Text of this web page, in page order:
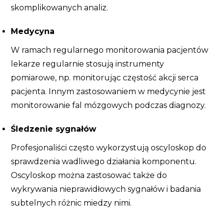
skomplikowanych analiz.
Medycyna
W ramach regularnego monitorowania pacjentów
lekarze regularnie stosują instrumenty
pomiarowe, np. monitorując częstość akcji serca
pacjenta. Innym zastosowaniem w medycynie jest
monitorowanie fal mózgowych podczas diagnozy.
Śledzenie sygnałów
Profesjonaliści często wykorzystują oscyloskop do
sprawdzenia wadliwego działania komponentu.
Oscyloskop można zastosować także do
wykrywania nieprawidłowych sygnałów i badania
subtelnych różnic miedzy nimi.